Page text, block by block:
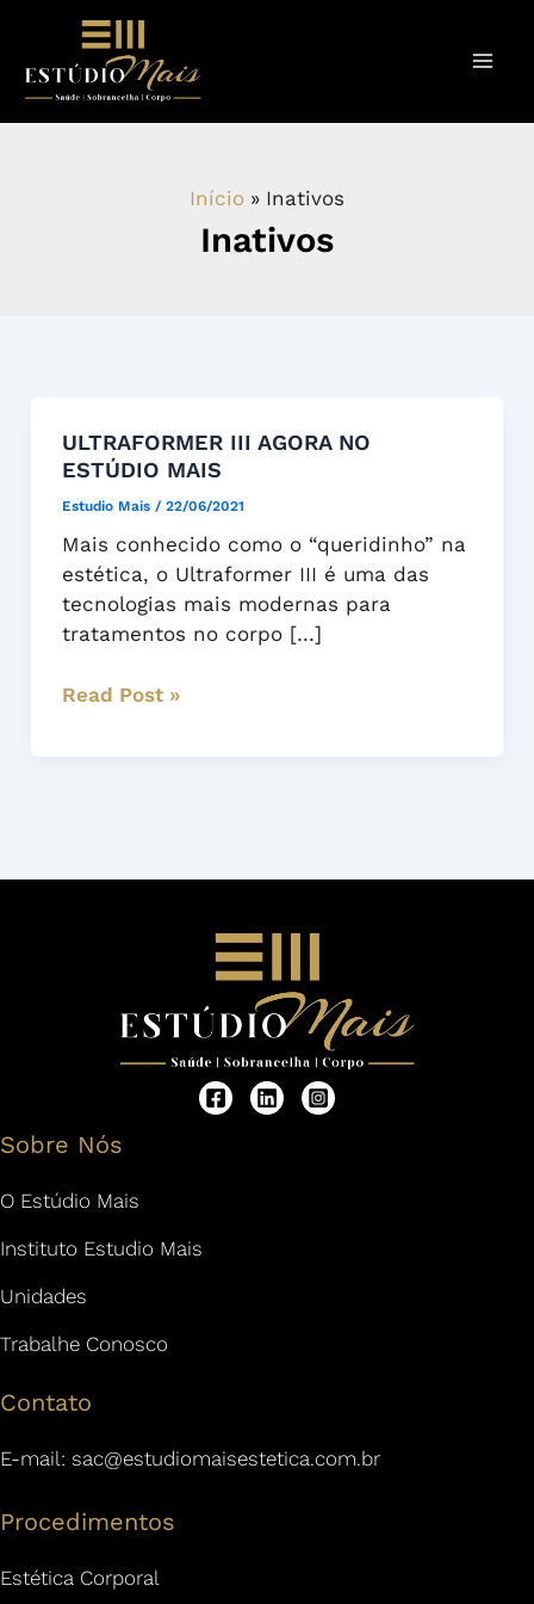
conteúdo
Início Inativos
Inativos
ULTRAFORMER III AGORA NO
ESTÚDIO MAIS
Estudio Mais / 22/06/2021
Mais conhecido como o “queridinho” na
estética, o Ultraformer III é uma das
tecnologias mais modernas para
tratamentos no corpo […]
ULTRAFORMER
III
AGORA
ESTÚDIO
MAIS
Read Post »
Sobre Nós
O Estúdio Mais
Instituto Estudio Mais
Unidades
Trabalhe Conosco
Contato
E-mail: sac@estudiomaisestetica.com.br
Procedimentos
Estética Corporal